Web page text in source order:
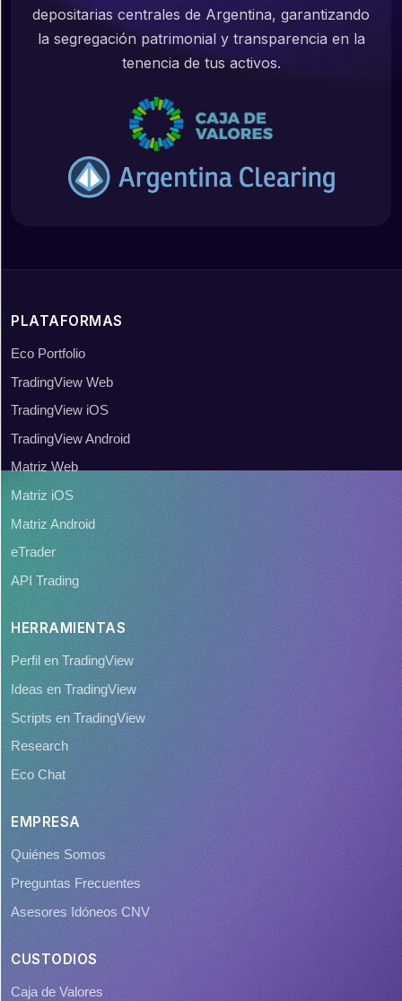
depositarias centrales de Argentina, garantizando
la segregación patrimonial y transparencia en la
tenencia de tus activos.
PLATAFORMAS
Eco Portfolio
TradingView Web
TradingView iOS
TradingView Android
Matriz Web
Matriz iOS
Matriz Android
eTrader
API Trading
HERRAMIENTAS
Perfil en TradingView
Ideas en TradingView
Scripts en TradingView
Research
Eco Chat
EMPRESA
Quiénes Somos
Preguntas Frecuentes
Asesores Idóneos CNV
CUSTODIOS
Caja de Valores